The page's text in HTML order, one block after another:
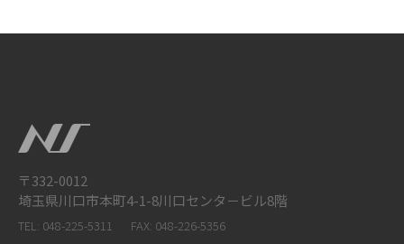
〒332-0012
埼玉県川口市本町4-1-8川口センタ－ビル8階
TEL: 048-225-5311
FAX: 048-226-5356